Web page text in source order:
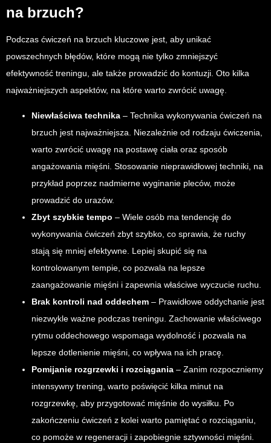
na brzuch?
Podczas ćwiczeń na brzuch kluczowe jest, aby unikać
powszechnych błędów, które mogą nie tylko zmniejszyć
efektywność treningu, ale także prowadzić do kontuzji. Oto kilka
najważniejszych aspektów, na które warto zwrócić uwagę.
Niewłaściwa technika – Technika wykonywania ćwiczeń na
brzuch jest najważniejsza. Niezależnie od rodzaju ćwiczenia,
warto zwrócić uwagę na postawę ciała oraz sposób
angażowania mięśni. Stosowanie nieprawidłowej techniki, na
przykład poprzez nadmierne wyginanie pleców, może
prowadzić do urazów.
Zbyt szybkie tempo – Wiele osób ma tendencję do
wykonywania ćwiczeń zbyt szybko, co sprawia, że ruchy
stają się mniej efektywne. Lepiej skupić się na
kontrolowanym tempie, co pozwala na lepsze
zaangażowanie mięśni i zapewnia właściwe wyczucie ruchu.
Brak kontroli nad oddechem – Prawidłowe oddychanie jest
niezwykle ważne podczas treningu. Zachowanie właściwego
rytmu oddechowego wspomaga wydolność i pozwala na
lepsze dotlenienie mięśni, co wpływa na ich pracę.
Pomijanie rozgrzewki i rozciągania – Zanim rozpoczniemy
intensywny trening, warto poświęcić kilka minut na
rozgrzewkę, aby przygotować mięśnie do wysiłku. Po
zakończeniu ćwiczeń z kolei warto pamiętać o rozciąganiu,
co pomoże w regeneracji i zapobiegnie sztywności mięśni.